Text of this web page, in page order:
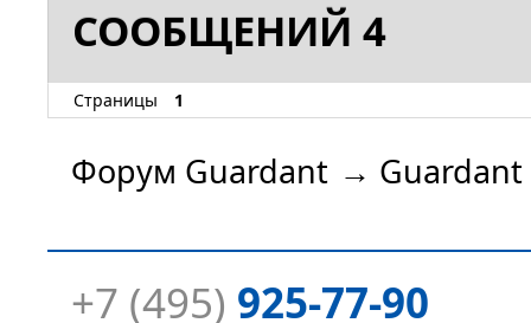
СООБЩЕНИЙ 4
Страницы 1
Форум Guardant → Guardant
+7 (495) 925-77-90